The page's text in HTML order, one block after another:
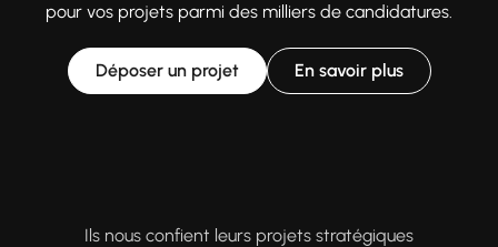
pour vos projets parmi des milliers de candidatures.
Déposer un projet En savoir plus
Ils nous confient leurs projets stratégiques